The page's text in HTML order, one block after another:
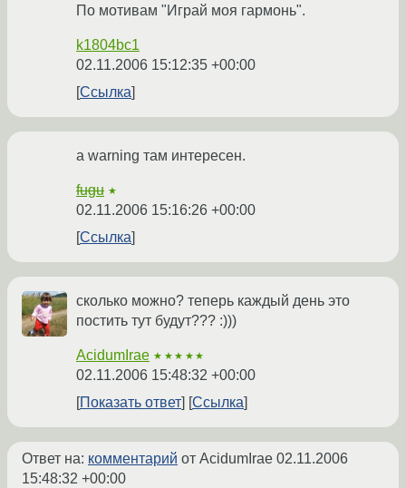
По мотивам "Играй моя гармонь".
k1804bc1
02.11.2006 15:12:35 +00:00
Ссылка
а warning там интересен.
fugu ★
02.11.2006 15:16:26 +00:00
Ссылка
сколько можно? теперь каждый день это
постить тут будут??? :)))
AcidumIrae ★★★★★
02.11.2006 15:48:32 +00:00
Показать ответ
Ссылка
Ответ на: комментарий от AcidumIrae 02.11.2006
15:48:32 +00:00